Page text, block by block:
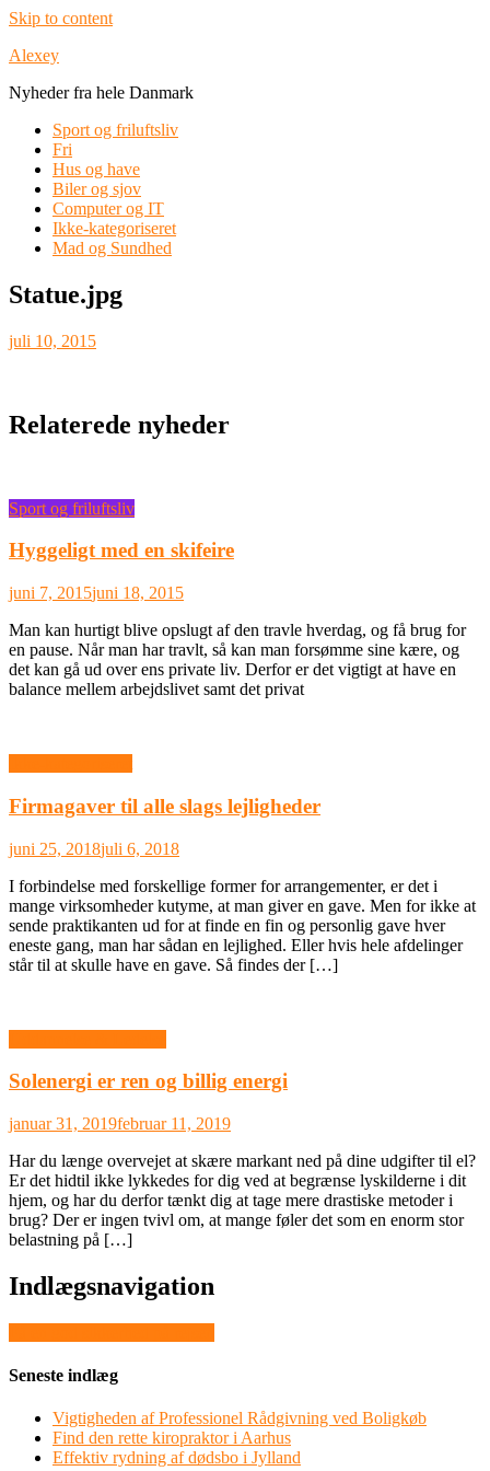
Skip to content
Alexey
Nyheder fra hele Danmark
Sport og friluftsliv
Fri
Hus og have
Biler og sjov
Computer og IT
Ikke-kategoriseret
Mad og Sundhed
Statue.jpg
juli 10, 2015
Relaterede nyheder
Sport og friluftsliv
Hyggeligt med en skifeire
juni 7, 2015juni 18, 2015
Man kan hurtigt blive opslugt af den travle hverdag, og få brug for
en pause. Når man har travlt, så kan man forsømme sine kære, og
det kan gå ud over ens private liv. Derfor er det vigtigt at have en
balance mellem arbejdslivet samt det privat
Firmagaver til alle slags lejligheder
juni 25, 2018juli 6, 2018
I forbindelse med forskellige former for arrangementer, er det i
mange virksomheder kutyme, at man giver en gave. Men for ikke at
sende praktikanten ud for at finde en fin og personlig gave hver
eneste gang, man har sådan en lejlighed. Eller hvis hele afdelinger
står til at skulle have en gave. Så findes der […]
Solenergi er ren og billig energi
januar 31, 2019februar 11, 2019
Har du længe overvejet at skære markant ned på dine udgifter til el?
Er det hidtil ikke lykkedes for dig ved at begrænse lyskilderne i dit
hjem, og har du derfor tænkt dig at tage mere drastiske metoder i
brug? Der er ingen tvivl om, at mange føler det som en enorm stor
belastning på […]
Indlægsnavigation
Seneste indlæg
Vigtigheden af Professionel Rådgivning ved Boligkøb
Find den rette kiropraktor i Aarhus
Effektiv rydning af dødsbo i Jylland